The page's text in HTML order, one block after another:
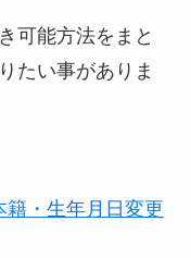
可能方法をまと
たい事がありま
・生年月日変更